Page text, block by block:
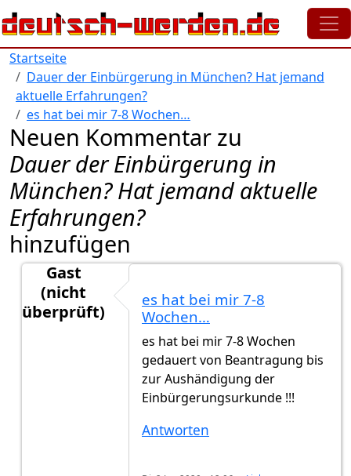
Direkt zum Inhalt
Startseite
Dauer der Einbürgerung in München? Hat jemand
aktuelle Erfahrungen?
es hat bei mir 7-8 Wochen…
Neuen Kommentar zu
Dauer der Einbürgerung in
München? Hat jemand aktuelle
Erfahrungen?
hinzufügen
Gast
(nicht
überprüft)
es hat bei mir 7-8
Wochen…
es hat bei mir 7-8 Wochen
gedauert von Beantragung bis
zur Aushändigung der
Einbürgerungsurkunde !!!
Antworten